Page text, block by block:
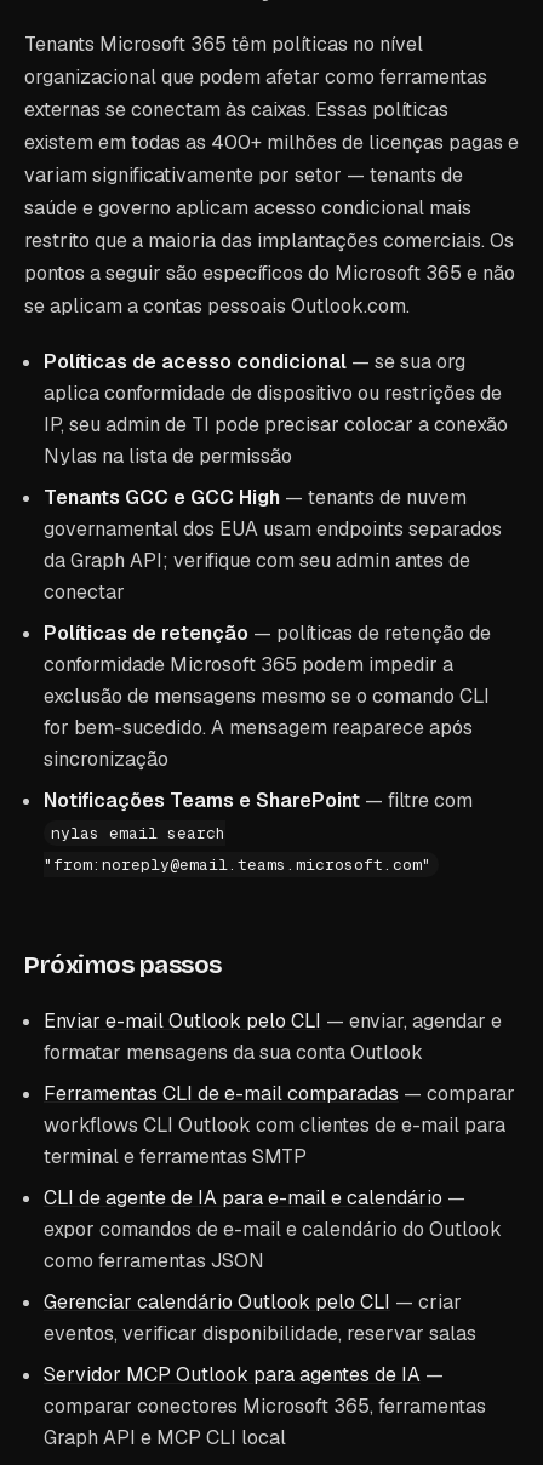
Tenants Microsoft 365 têm políticas no nível
organizacional que podem afetar como ferramentas
externas se conectam às caixas. Essas políticas
existem em todas as 400+ milhões de licenças pagas e
variam significativamente por setor — tenants de
saúde e governo aplicam acesso condicional mais
restrito que a maioria das implantações comerciais. Os
pontos a seguir são específicos do Microsoft 365 e não
se aplicam a contas pessoais Outlook.com.
Políticas de acesso condicional — se sua org
aplica conformidade de dispositivo ou restrições de
IP, seu admin de TI pode precisar colocar a conexão
Nylas na lista de permissão
Tenants GCC e GCC High — tenants de nuvem
governamental dos EUA usam endpoints separados
da Graph API; verifique com seu admin antes de
conectar
Políticas de retenção — políticas de retenção de
conformidade Microsoft 365 podem impedir a
exclusão de mensagens mesmo se o comando CLI
for bem-sucedido. A mensagem reaparece após
sincronização
Notificações Teams e SharePoint — filtre com
nylas email search
"from:noreply@email.teams.microsoft.com"
Próximos passos
Enviar e-mail Outlook pelo CLI — enviar, agendar e
formatar mensagens da sua conta Outlook
Ferramentas CLI de e-mail comparadas — comparar
workflows CLI Outlook com clientes de e-mail para
terminal e ferramentas SMTP
CLI de agente de IA para e-mail e calendário —
expor comandos de e-mail e calendário do Outlook
como ferramentas JSON
Gerenciar calendário Outlook pelo CLI — criar
eventos, verificar disponibilidade, reservar salas
Servidor MCP Outlook para agentes de IA —
comparar conectores Microsoft 365, ferramentas
Graph API e MCP CLI local